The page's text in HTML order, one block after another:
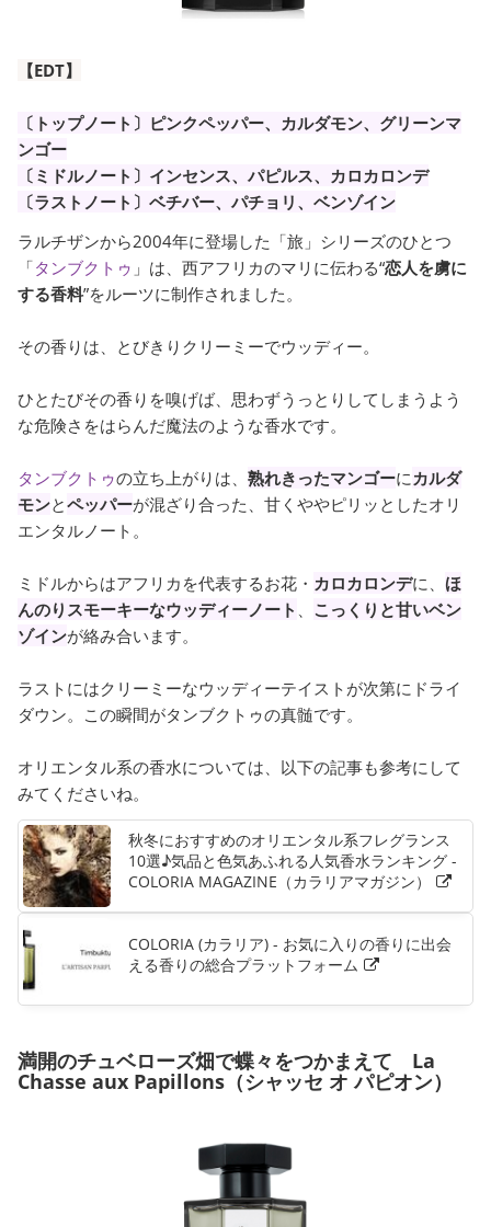
【EDT】
〔トップノート〕ピンクペッパー、カルダモン、グリーンマ
ンゴー
〔ミドルノート〕インセンス、パピルス、カロカロンデ
〔ラストノート〕ベチバー、パチョリ、ベンゾイン
ラルチザンから2004年に登場した「旅」シリーズのひとつ
「タンブクトゥ 」は、西アフリカのマリに伝わる“恋人を虜に
する香料”をルーツに制作されました。
その香りは、とびきりクリーミーでウッディー。
ひとたびその香りを嗅げば、思わずうっとりしてしまうよう
な危険さをはらんだ魔法のような香水です。
タンブクトゥの立ち上がりは、 熟れきったマンゴーにカルダ
モンとペッパーが混ざり合った、甘くややピリッとしたオリ
エンタルノート。
ミドルからはアフリカを代表するお花・ カロカロンデに、 ほ
んのりスモーキーなウッディーノート 、 こっくりと甘いベン
ゾインが絡み合います。
ラストにはクリーミーなウッディーテイストが次第にドライ
ダウン。この瞬間がタンブクトゥの真髄です。
オリエンタル系の香水については、以下の記事も参考にして
みてくださいね。
秋冬におすすめのオリエンタル系フレグランス
10選♪気品と色気あふれる人気香水ランキング -
COLORIA MAGAZINE（カラリアマガジン）
COLORIA (カラリア) - お気に入りの香りに出会
える香りの総合プラットフォーム
満開のチュベローズ畑で蝶々をつかまえて La
Chasse aux Papillons（シャッセ オ パピオン）